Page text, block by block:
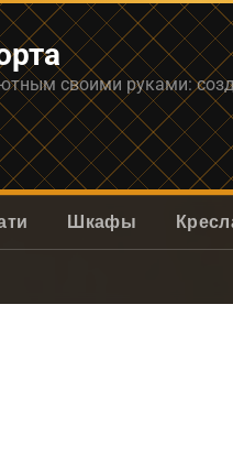
своими руками:
Шкафы